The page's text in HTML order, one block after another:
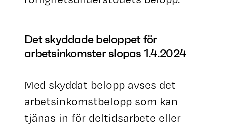
Det skyddade beloppet för
arbetsinkomster slopas 1.4.2024
Med skyddat belopp avses det
arbetsinkomstbelopp som kan
tjänas in för deltidsarbete eller